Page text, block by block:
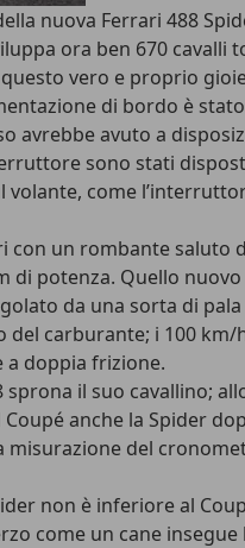
nuova Ferrari 488
ora ben 670
vero e proprio
di bordo è
avrebbe avuto a
sono stati
come
un rombante saluto
potenza. Quello
da una sorta di
carburante; i 100
doppia frizione.
il suo cavallino;
anche la Spider
misurazione del
non è inferiore al
come un cane